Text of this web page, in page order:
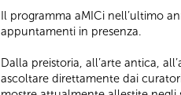
Il programma aMICi nell’ultimo
appuntamenti in presenza.
Dalla preistoria, all’arte antica,
ascoltare direttamente dai